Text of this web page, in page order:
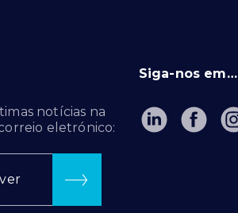
notícias na
eletrónico:
Siga-nos em…